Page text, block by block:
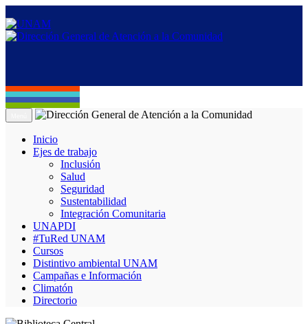
Inicio
Ejes de trabajo
Inclusión
Salud
Seguridad
Sustentabilidad
Integración Comunitaria
UNAPDI
#TuRed UNAM
Cursos
Distintivo ambiental UNAM
Campañas e Información
Climatón
Directorio